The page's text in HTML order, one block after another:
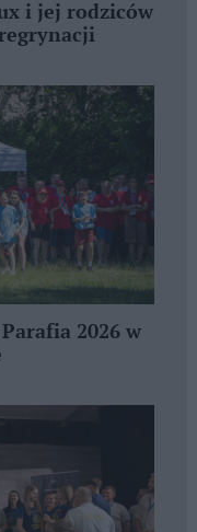
i jej rodziców
2026 w